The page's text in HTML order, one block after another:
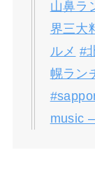
山鼻ラ
界三大
ルメ #
幌ラン
music